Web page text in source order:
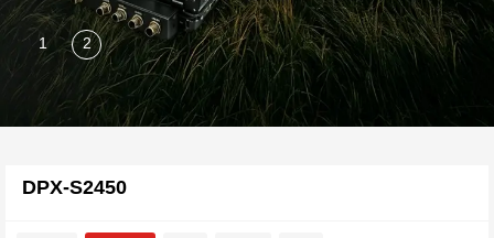
DPX-S2450